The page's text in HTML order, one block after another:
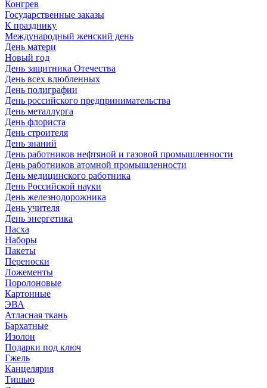
Конгрев
Государственные заказы
К празднику
Международный женский день
День матери
Новый год
День защитника Отечества
День всех влюбленных
День полиграфии
День российского предпринимательства
День металлурга
День флориста
День строителя
День знаний
День работников нефтяной и газовой промышленности
День работников атомной промышленности
День медицинского работника
День Российской науки
День железнодорожника
День учителя
День энергетика
Пасха
Наборы
Пакеты
Переноски
Ложементы
Поролоновые
Картонные
ЭВА
Атласная ткань
Бархатные
Изолон
Подарки под ключ
Гжель
Канцелярия
Тишью